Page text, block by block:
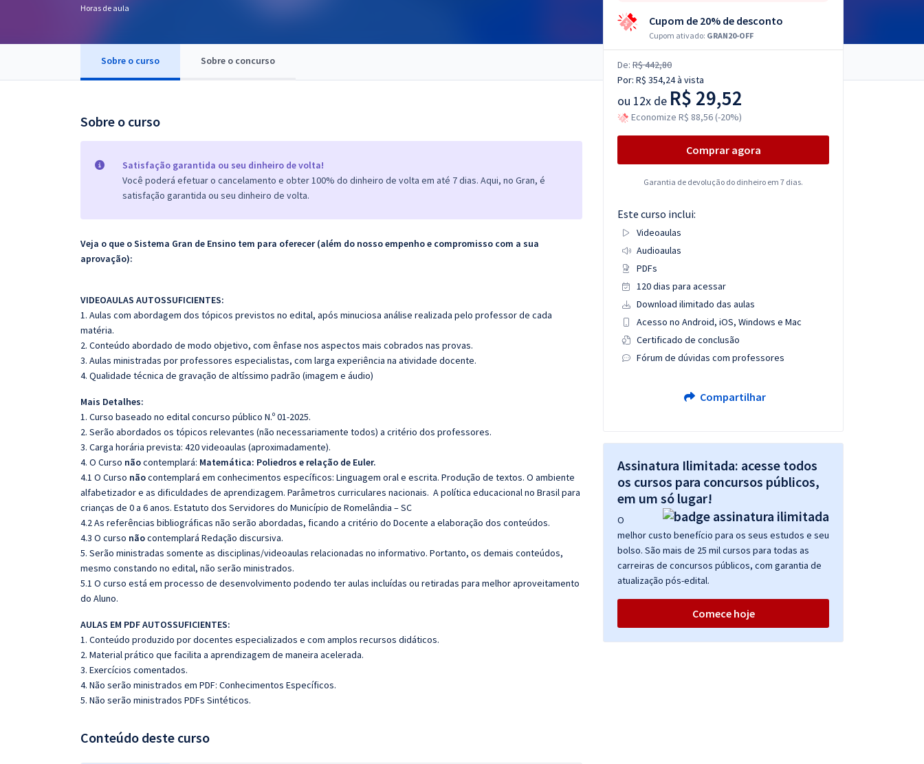
OAB
Questões grátis
Conteúdo gratuito
Horas de aula
Sobre o curso Sobre o concurso
Sobre o curso
Satisfação garantida ou seu dinheiro de volta!
Você poderá efetuar o cancelamento e obter 100% do dinheiro de volta em até 7 dias. Aqui, no Gran, é
satisfação garantida ou seu dinheiro de volta.
Veja o que o Sistema Gran de Ensino tem para oferecer (além do nosso empenho e compromisso com a sua
aprovação):
VIDEOAULAS AUTOSSUFICIENTES:
1. Aulas com abordagem dos tópicos previstos no edital, após minuciosa análise realizada pelo professor de cada
matéria.
2. Conteúdo abordado de modo objetivo, com ênfase nos aspectos mais cobrados nas provas.
3. Aulas ministradas por professores especialistas, com larga experiência na atividade docente.
4. Qualidade técnica de gravação de altíssimo padrão (imagem e áudio)
Mais Detalhes:
1. Curso baseado no edital concurso público N.º 01-2025.
2. Serão abordados os tópicos relevantes (não necessariamente todos) a critério dos professores.
3. Carga horária prevista: 420 videoaulas (aproximadamente).
4. O Curso nãocontemplará: Matemática: Poliedros e relação de Euler.
4.1 O Curso nãocontemplará em conhecimentos específicos: Linguagem oral e escrita. Produção de textos. O ambiente
alfabetizador e as dificuldades de aprendizagem. Parâmetros curriculares nacionais. A política educacional no Brasil para
crianças de 0 a 6 anos. Estatuto dos Servidores do Município de Romelândia – SC
4.2 As referências bibliográficas não serão abordadas, ficando a critério do Docente a elaboração dos conteúdos.
4.3 O curso nãocontemplará Redação discursiva.
5. Serão ministradas somente as disciplinas/videoaulas relacionadas no informativo. Portanto, os demais conteúdos,
mesmo constando no edital, não serão ministrados.
5.1 O curso está em processo de desenvolvimento podendo ter aulas incluídas ou retiradas para melhor aproveitamento
do Aluno.
AULAS EM PDF AUTOSSUFICIENTES:
1. Conteúdo produzido por docentes especializados e com amplos recursos didáticos.
2. Material prático que facilita a aprendizagem de maneira acelerada.
3. Exercícios comentados.
4. Não serão ministrados em PDF: Conhecimentos Específicos.
5. Não serão ministrados PDFs Sintéticos.
Conteúdo deste curso
Cupom de 20% de desconto
Cupom ativado: GRAN20-OFF
De: R$ 442,80
Por: R$ 354,24à vista
ou 12x de R$ 29,52
Economize R$ 88,56 (-20%)
Comprar agora
Garantia de devolução do dinheiro em 7 dias.
Este curso inclui:
Videoaulas
Audioaulas
PDFs
120 dias para acessar
Download ilimitado das aulas
Acesso no Android, iOS, Windows e Mac
Certificado de conclusão
Fórum de dúvidas com professores
Compartilhar
Assinatura Ilimitada: acesse todos
os cursos para concursos públicos,
em um só lugar!
O
melhor custo benefício para os seus estudos e seu
bolso. São mais de 25 mil cursos para todas as
carreiras de concursos públicos, com garantia de
atualização pós-edital.
Comece hoje